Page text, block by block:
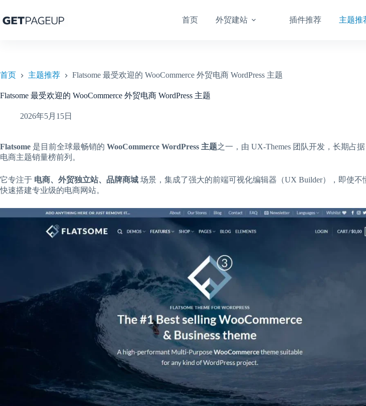
至
内
首页 外贸建站 插件推荐 主题推
首页 主题推荐 Flatsome 最受欢迎的 WooCommerce 外贸电商 WordPress 主题
Flatsome 最受欢迎的 WooCommerce 外贸电商 WordPress 主题
2026年5月15日
Flatsome 是目前全球最畅销的 WooCommerce WordPress 主题之一，由 UX-Themes 团队开发，长期占据
电商主题销量榜前列。
它专注于 电商、外贸独立站、品牌商城 场景，集成了强大的前端可视化编辑器（UX Builder），即使不
快速搭建专业级的电商网站。